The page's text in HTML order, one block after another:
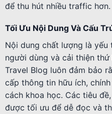
để thu hút nhiều traffic hơn.
Tối Ưu Nội Dung Và Cấu
Nội dung chất lượng là
người dùng và cải thiện thứ
Travel Blog luôn đảm bảo
cấp thông tin hữu ích,
cách khoa học. Các tiêu
được tối ưu để dễ đọc và